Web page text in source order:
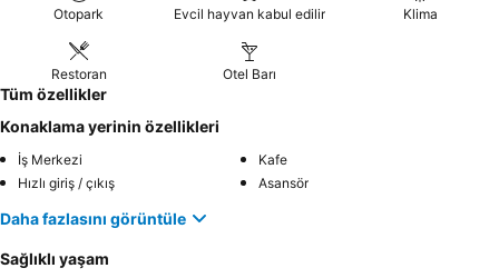
Otopark Evcil hayvan kabul edilir Klima
Restoran Otel Barı
Tüm özellikler
Konaklama yerinin özellikleri
İş Merkezi
Kafe
Hızlı giriş / çıkış
Asansör
Daha fazlasını görüntüle
Sağlıklı yaşam